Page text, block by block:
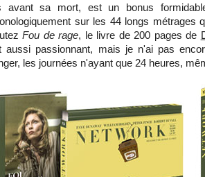
avant sa mort, est un bonus
sur les 44 longs métrages
Fou de rage, le livre de 200 pages de
aussi passionnant, mais je n'ai pas
les journées n'ayant que 24 heures,